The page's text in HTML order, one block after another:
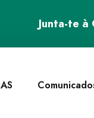
Junta-te à